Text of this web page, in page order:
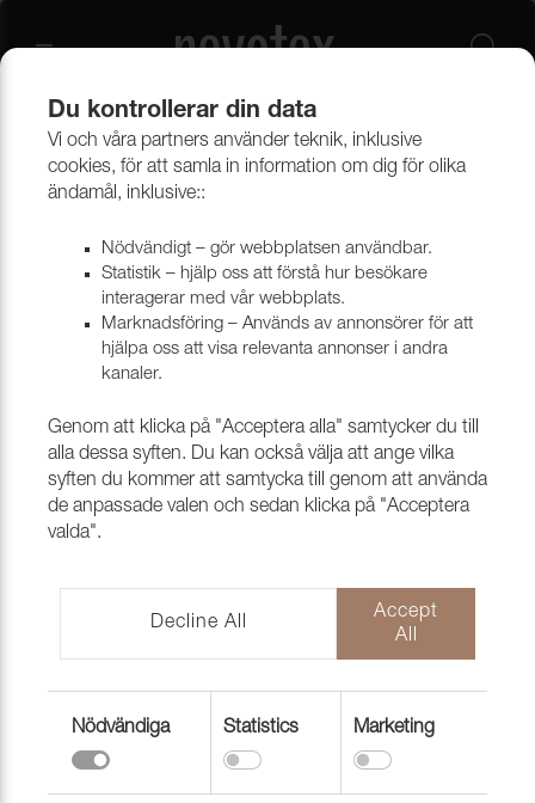
Beklädnadsmaterial Möbeltyger Alla möbeltyger
Tyg Slottsfjord 14 Flax
1030704
Du kontrollerar din data
Vi och våra partners använder teknik, inklusive
cookies, för att samla in information om dig för olika
ändamål, inklusive::
Nödvändigt – gör webbplatsen användbar.
Statistik – hjälp oss att förstå hur besökare
interagerar med vår webbplats.
Marknadsföring – Används av annonsörer för att
hjälpa oss att visa relevanta annonser i andra
kanaler.
Genom att klicka på "Acceptera alla" samtycker du till
alla dessa syften. Du kan också välja att ange vilka
syften du kommer att samtycka till genom att använda
de anpassade valen och sedan klicka på "Acceptera
valda".
Decline All
Accept
All
Nödvändiga Statistics Marketing